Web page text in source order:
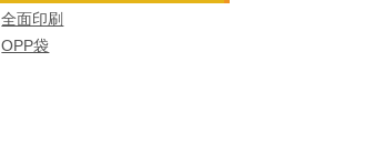
全面印刷
OPP袋